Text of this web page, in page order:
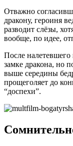
Отважно
дракону, героиня
разводит слёзы,
вообще, по идее,
После налетевшего
замке дракона, но
выше середины
прощеголяет до
“доспехи”.